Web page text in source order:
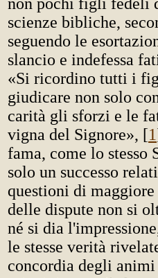
scienze bibliche,
seguendo le
slancio e indefessa
«Si ricordino tutti i
giudicare non solo
carità gli sforzi e le
vigna del Signore», [1
fama, come lo stesso
solo un successo
questioni di
delle dispute non si
né si dia
le stesse verità
concordia degli